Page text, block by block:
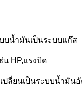
บน้ำมันเป็นระบบแก๊ส
น HP,แรงบิด
ลี่ยนเป็นระบบน้ำมัน